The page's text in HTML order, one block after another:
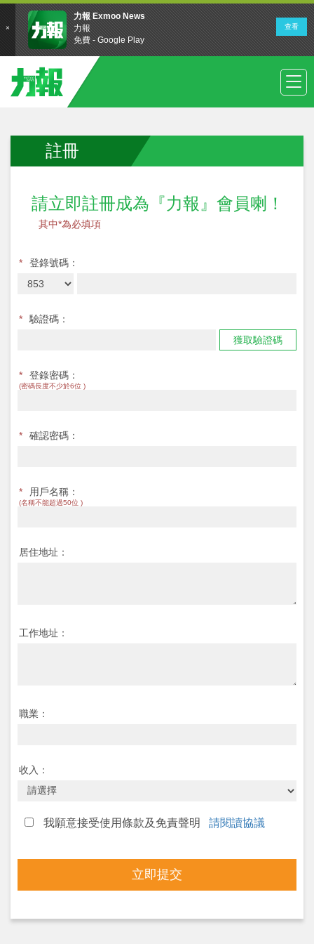
註冊
請立即註冊成為『力報』會員喇！
其中*為必填項
* 登錄號碼：
*
驗證碼：
獲取驗證碼
* 登錄密碼：
(密碼長度不少於6位 )
* 確認密碼：
* 用戶名稱：
(名稱不能超過50位 )
居住地址：
工作地址：
職業：
收入：
我願意接受使用條款及免責聲明 請閱讀協議